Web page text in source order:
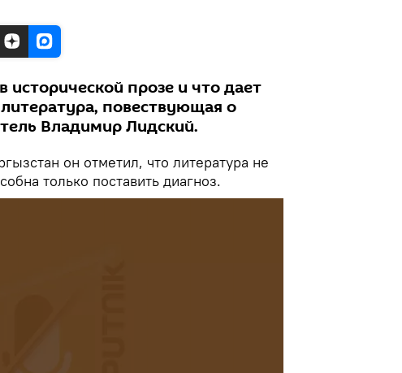
прозе и что дает
повествующая о
Владимир Лидский.
он отметил, что литература не
только поставить диагноз.